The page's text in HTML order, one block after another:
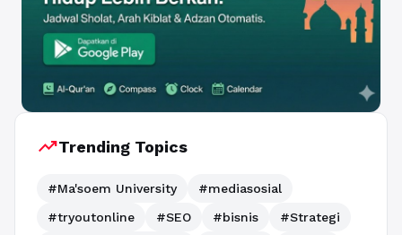
trending_upTrending Topics
#Ma'soem University
#mediasosial
#tryoutonline
#SEO #bisnis
#Strategi